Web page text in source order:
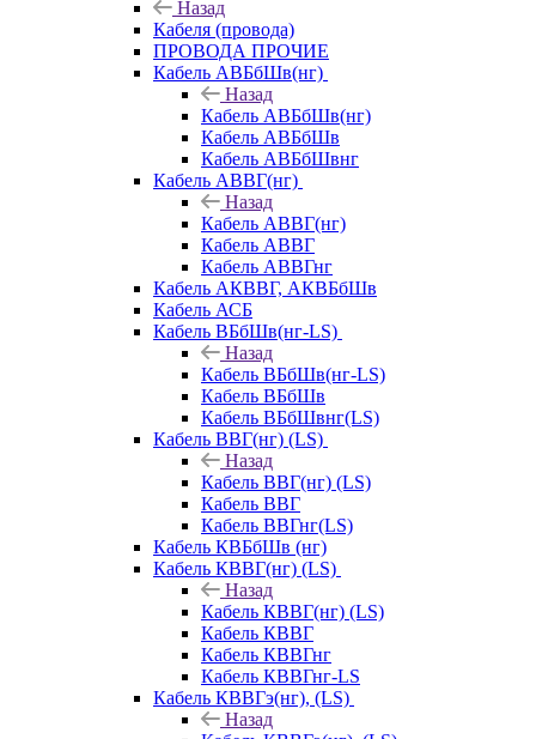
Назад
Кабеля (провода)
ПРОВОДА ПРОЧИЕ
Кабель АВБбШв(нг)
Назад
Кабель АВБбШв(нг)
Кабель АВБбШв
Кабель АВБбШвнг
Кабель АВВГ(нг)
Назад
Кабель АВВГ(нг)
Кабель АВВГ
Кабель АВВГнг
Кабель АКВВГ, АКВБбШв
Кабель АСБ
Кабель ВБбШв(нг-LS)
Назад
Кабель ВБбШв(нг-LS)
Кабель ВБбШв
Кабель ВБбШвнг(LS)
Кабель ВВГ(нг) (LS)
Назад
Кабель ВВГ(нг) (LS)
Кабель ВВГ
Кабель ВВГнг(LS)
Кабель КВБбШв (нг)
Кабель КВВГ(нг) (LS)
Назад
Кабель КВВГ(нг) (LS)
Кабель КВВГ
Кабель КВВГнг
Кабель КВВГнг-LS
Кабель КВВГэ(нг), (LS)
Назад